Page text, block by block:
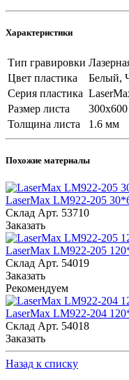
Характеристики
Тип гравировки
Цвет пластика
Белый,
Серия пластика
Размер листа
Толщина листа
1.6 мм
Похожие материалы
LaserMax LM922-205
Склад Арт. 53710
Заказать
LaserMax LM922-205
Склад Арт. 54019
Заказать
Рекомендуем
LaserMax LM922-204
Склад Арт. 54018
Заказать
Назад к списку